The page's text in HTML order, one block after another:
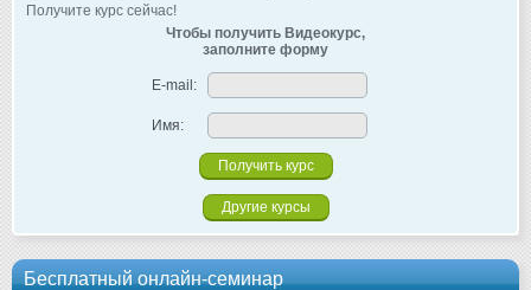
Получите курс сейчас!
Чтобы получить Видеокурс,
заполните форму
E-mail:
Имя:
Другие курсы
Бесплатный онлайн-семинар